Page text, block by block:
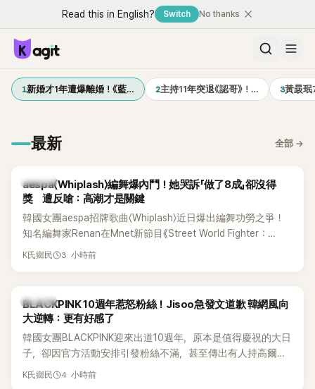
Read this in English? Switch No thanks
1新婚才1年遭爆離婚！《藍… 2主持11年突退《認哥》！… 3黃晸
最新 全部 →
K-POP
aespa〈Whiplash〉編舞爆內鬥！她哭訴「做了8成」卻沒得
獎 遭反嗆：高潮才是關鍵
韓國女團aespa招牌歌曲〈Whiplash〉近日爆出編舞功勞之爭！
知名編舞家Renan在Mnet新節目《Street World Fighter：
Directors' War》預告中，公開談及自己在〈Whiplash〉編舞上的
K氏鄉民 3 小時前
K-POP
BLACKPINK 10週年惹怒粉絲！Jisoo急發文道歉 韓網風向
大逆轉：更有好感了
韓國女團BLACKPINK迎來出道10週年，原本是值得慶祝的大日
子，卻因官方活動安排引發粉絲不滿，甚至傳出有人持高爾夫
球桿到YG娛樂大樓鬧事。Jisoo今（8日）也親自發文向BLINK
K氏鄉民 4 小時前